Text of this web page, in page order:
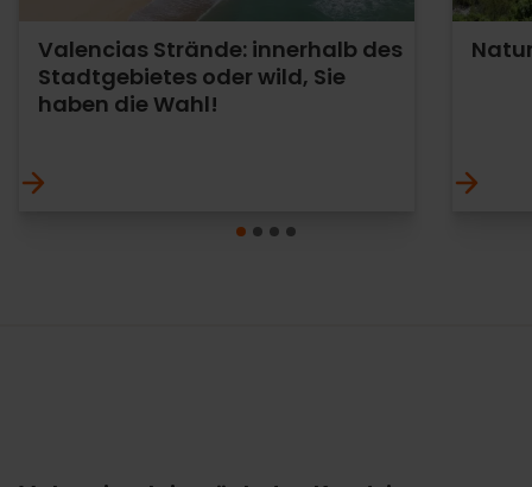
Valencias Strände: innerhalb des
Stadtgebietes oder wild, Sie
haben die Wahl!